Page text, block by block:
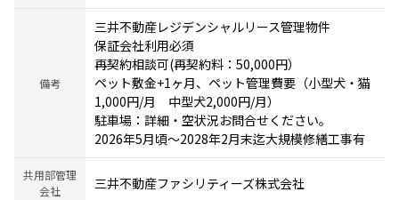
備考
三井不動産レジデンシャルリース管理物件
保証会社利用必須
再契約相談可(再契約料：50,000円）
ペット敷金+1ヶ月、ペット管理費要（小型犬・猫
1,000円/月 中型犬2,000円/月）
駐車場：詳細・空状況お問合せください。
2026年5月頃～2028年2月末迄大規模修繕工事有
共用部管理
会社
三井不動産ファシリティーズ株式会社